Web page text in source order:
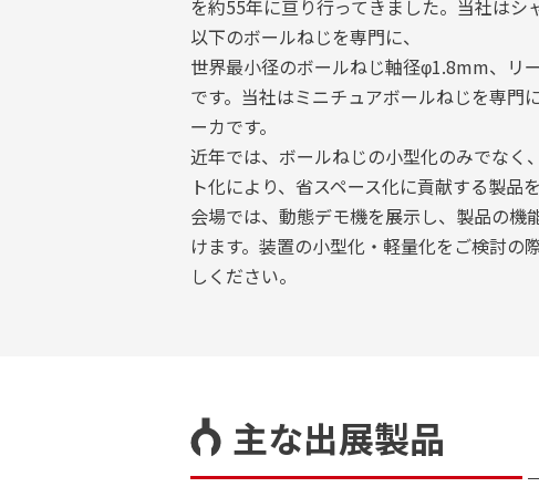
を約55年に亘り行ってきました。当社は
以下のボールねじを専門に、
世界最小径のボールねじ軸径φ1.8mm、リ
です。当社はミニチュアボールねじを専門
ーカです。
近年では、ボールねじの小型化のみでなく
ト化により、省スペース化に貢献する製品
会場では、動態デモ機を展示し、製品の機
けます。装置の小型化・軽量化をご検討の
しください。
主な出展製品